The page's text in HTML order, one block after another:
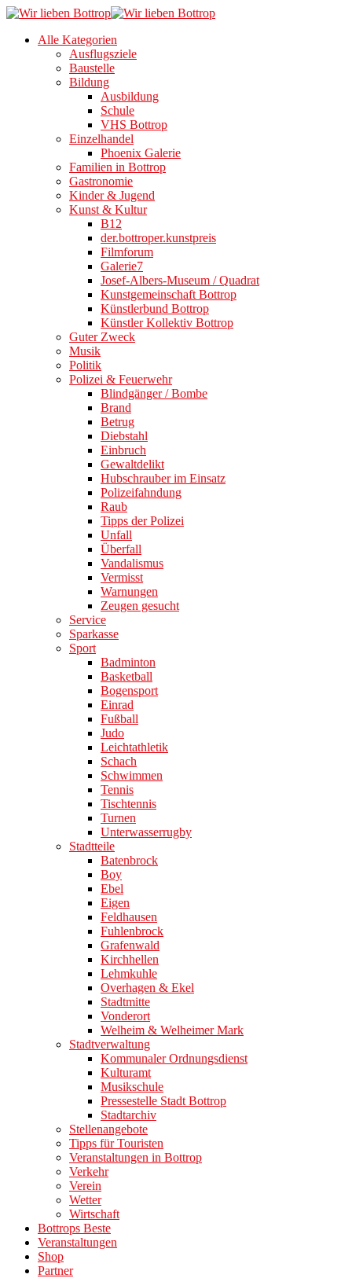
Alle Kategorien
Ausflugsziele
Baustelle
Bildung
Ausbildung
Schule
VHS Bottrop
Einzelhandel
Phoenix Galerie
Familien in Bottrop
Gastronomie
Kinder & Jugend
Kunst & Kultur
B12
der.bottroper.kunstpreis
Filmforum
Galerie7
Josef-Albers-Museum / Quadrat
Kunstgemeinschaft Bottrop
Künstlerbund Bottrop
Künstler Kollektiv Bottrop
Guter Zweck
Musik
Politik
Polizei & Feuerwehr
Blindgänger / Bombe
Brand
Betrug
Diebstahl
Einbruch
Gewaltdelikt
Hubschrauber im Einsatz
Polizeifahndung
Raub
Tipps der Polizei
Unfall
Überfall
Vandalismus
Vermisst
Warnungen
Zeugen gesucht
Service
Sparkasse
Sport
Badminton
Basketball
Bogensport
Einrad
Fußball
Judo
Leichtathletik
Schach
Schwimmen
Tennis
Tischtennis
Turnen
Unterwasserrugby
Stadtteile
Batenbrock
Boy
Ebel
Eigen
Feldhausen
Fuhlenbrock
Grafenwald
Kirchhellen
Lehmkuhle
Overhagen & Ekel
Stadtmitte
Vonderort
Welheim & Welheimer Mark
Stadtverwaltung
Kommunaler Ordnungsdienst
Kulturamt
Musikschule
Pressestelle Stadt Bottrop
Stadtarchiv
Stellenangebote
Tipps für Touristen
Veranstaltungen in Bottrop
Verkehr
Verein
Wetter
Wirtschaft
Bottrops Beste
Veranstaltungen
Shop
Partner